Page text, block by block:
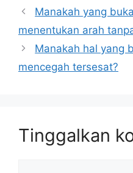
Manakah yang
menentukan arah
Manakah hal yang
mencegah tersesat?
Tinggalkan